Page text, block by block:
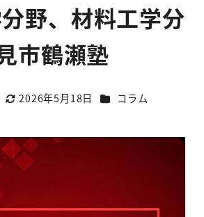
野、材料工学分
市鶴瀬塾
更新日
2026年5月18日 カテゴリー
コラム